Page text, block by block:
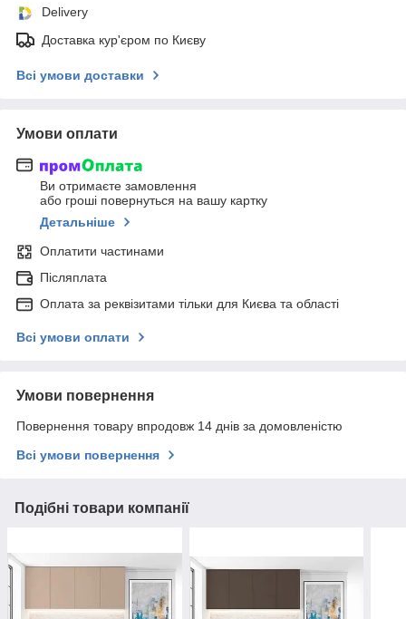
Delivery
Доставка кур'єром по Києву
Всі умови доставки
Умови оплати
Ви отримаєте замовлення
або гроші повернуться на вашу картку
Детальніше
Оплатити частинами
Післяплата
Оплата за реквізитами тільки для Києва та області
Всі умови оплати
Умови повернення
Повернення товару впродовж 14 днів за домовленістю
Всі умови повернення
Подібні товари компанії